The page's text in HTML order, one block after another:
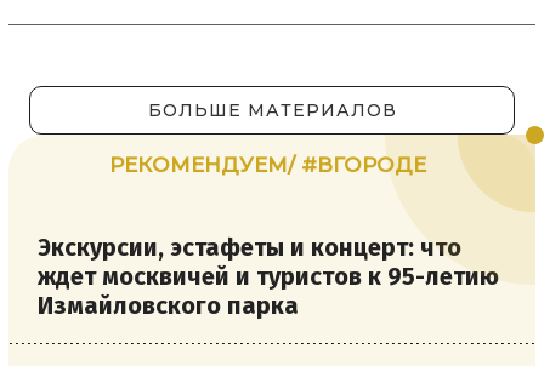
БОЛЬШЕ МАТЕРИАЛОВ
РЕКОМЕНДУЕМ/ #ВГОРОДЕ
Экскурсии, эстафеты и концерт: что
ждет москвичей и туристов к 95-летию
Измайловского парка